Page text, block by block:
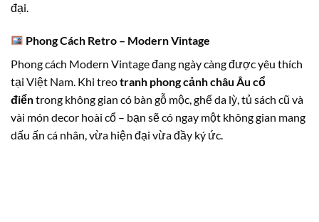
đại.
Phong Cách Retro – Modern Vintage
Phong cách Modern Vintage đang ngày càng được yêu thích
tại Việt Nam. Khi treotranh phong cảnh châu Âu cổ
điểntrong không gian có bàn gỗ mộc, ghế da lỳ, tủ sách cũ và
vài món decor hoài cổ – bạn sẽ có ngay một không gian mang
dấu ấn cá nhân, vừa hiện đại vừa đầy ký ức.